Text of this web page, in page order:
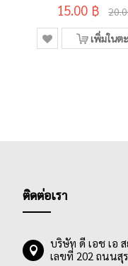
15.00 ฿
เพิ่มในต
ติดต่อเรา
บริษัท ดี เอช เอ
เลขที่ 202 ถนนสุ